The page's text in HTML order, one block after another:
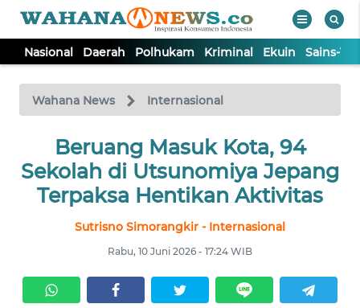
Nasional Daerah Polhukam Kriminal Ekuin Sains-
Wahana News Internasional
Beruang Masuk Kota, 94
Sekolah di Utsunomiya Jepang
Terpaksa Hentikan Aktivitas
Sutrisno Simorangkir - Internasional
Rabu, 10 Juni 2026 - 17:24 WIB
TV
Tutup
NASIONAL
DAERAH
POLHUKAM
KRIMINAL